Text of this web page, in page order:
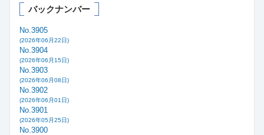
バックナンバー
No.3905
(2026年06月22日)
No.3904
(2026年06月15日)
No.3903
(2026年06月08日)
No.3902
(2026年06月01日)
No.3901
(2026年05月25日)
No.3900